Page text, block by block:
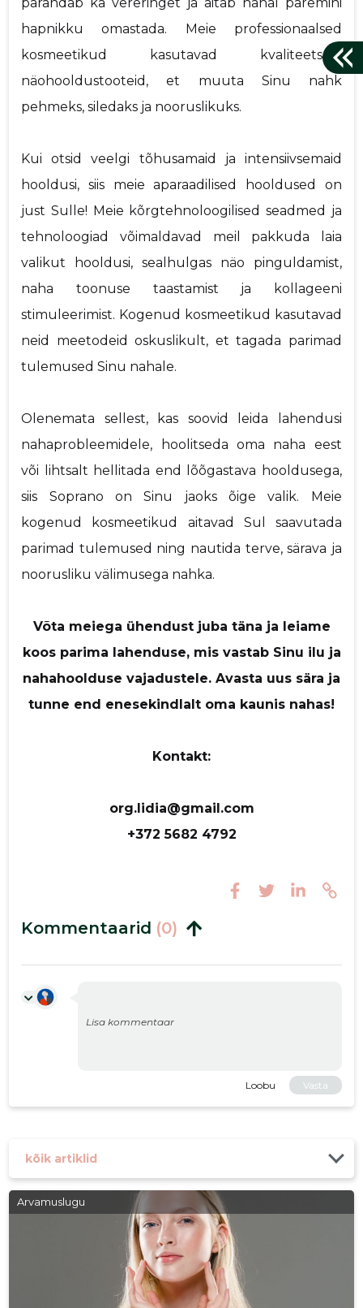
parandab ka vereringet ja aitab nahal paremini
hapnikku omastada. Meie professionaalsed
kosmeetikud kasutavad kvaliteetseid
näohooldustooteid, et muuta Sinu nahk
pehmeks, siledaks ja nooruslikuks.
Kui otsid veelgi tõhusamaid ja intensiivsemaid
hooldusi, siis meie aparaadilised hooldused on
just Sulle! Meie kõrgtehnoloogilised seadmed ja
tehnoloogiad võimaldavad meil pakkuda laia
valikut hooldusi, sealhulgas näo pinguldamist,
naha toonuse taastamist ja kollageeni
stimuleerimist. Kogenud kosmeetikud kasutavad
neid meetodeid oskuslikult, et tagada parimad
tulemused Sinu nahale.
Olenemata sellest, kas soovid leida lahendusi
nahaprobleemidele, hoolitseda oma naha eest
või lihtsalt hellitada end lõõgastava hooldusega,
siis Soprano on Sinu jaoks õige valik. Meie
kogenud kosmeetikud aitavad Sul saavutada
parimad tulemused ning nautida terve, särava ja
noorusliku välimusega nahka.
Võta meiega ühendust juba täna ja leiame
koos parima lahenduse, mis vastab Sinu ilu ja
nahahoolduse vajadustele. Avasta uus sära ja
tunne end enesekindlalt oma kaunis nahas!
Kontakt:
org.lidia@gmail.com
+372 5682 4792
Kommentaarid (0)
Loobu Vasta
kõik artiklid
Arvamuslugu